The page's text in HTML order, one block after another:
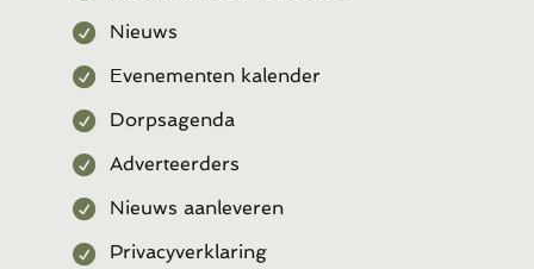
Nieuws
Evenementen kalender
Dorpsagenda
Adverteerders
Nieuws aanleveren
Privacyverklaring